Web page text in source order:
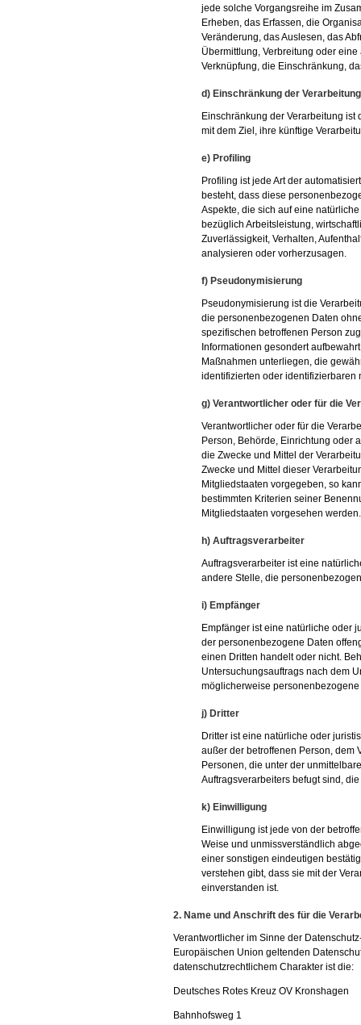
jede solche Vorgangsreihe im
Erheben, das Erfassen, die
Veränderung, das Auslesen, das
Übermittlung, Verbreitung oder
Verknüpfung, die Einschränkung,
d) Einschränkung der Verarbeitung
Einschränkung der Verarbeitung
mit dem Ziel, ihre künftige
e) Profiling
Profiling ist jede Art der
besteht, dass diese
Aspekte, die sich auf eine
bezüglich Arbeitsleistung,
Zuverlässigkeit, Verhalten,
analysieren oder vorherzusagen.
f) Pseudonymisierung
Pseudonymisierung ist die
die personenbezogenen Daten
spezifischen betroffenen Person
Informationen gesondert
Maßnahmen unterliegen, die
identifizierten oder
g) Verantwortlicher oder für die
Verantwortlicher oder für die
Person, Behörde, Einrichtung oder
die Zwecke und Mittel der
Zwecke und Mittel dieser
Mitgliedstaaten vorgegeben, so
bestimmten Kriterien seiner
Mitgliedstaaten vorgesehen werden.
h) Auftragsverarbeiter
Auftragsverarbeiter ist eine
andere Stelle, die
i) Empfänger
Empfänger ist eine natürliche oder
der personenbezogene Daten
einen Dritten handelt oder nicht.
Untersuchungsauftrags nach dem
möglicherweise
j) Dritter
Dritter ist eine natürliche oder
außer der betroffenen Person, dem
Personen, die unter der
Auftragsverarbeiters befugt sind,
k) Einwilligung
Einwilligung ist jede von der
Weise und unmissverständlich
einer sonstigen eindeutigen
verstehen gibt, dass sie mit der
einverstanden ist.
2. Name und Anschrift des für die
Verantwortlicher im Sinne der
Europäischen Union geltenden
datenschutzrechtlichem Charakter ist die:
Deutsches Rotes Kreuz OV Kronshagen
Bahnhofsweg 1